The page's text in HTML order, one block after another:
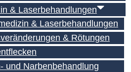
& Laserbehandlungen
& Laserbehandlungen
& Rötungen
und Narben­behandlung